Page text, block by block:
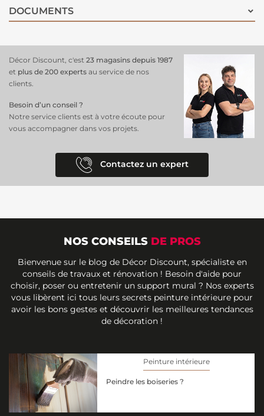
DOCUMENTS
Décor Discount, c'est 23 magasins depuis 1987
et plus de 200 experts au service de nos
clients.
Besoin d’un conseil ?
Notre service clients est à votre écoute pour
vous accompagner dans vos projets.
Contactez un expert
NOS CONSEILS DE PROS
Bienvenue sur le blog de Décor Discount, spécialiste en
conseils de travaux et rénovation ! Besoin d'aide pour
choisir, poser ou entretenir un support mural ? Nos experts
vous libèrent ici tous leurs secrets peinture intérieure pour
avoir les bons gestes et découvrir les meilleures tendances
de décoration !
Peinture intérieure
Peindre les boiseries ?